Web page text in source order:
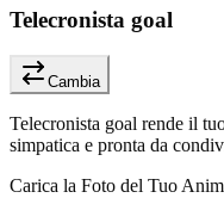
Telecronista goal
Cambia
Telecronista goal rende il
simpatica e pronta da
Carica la Foto del Tuo